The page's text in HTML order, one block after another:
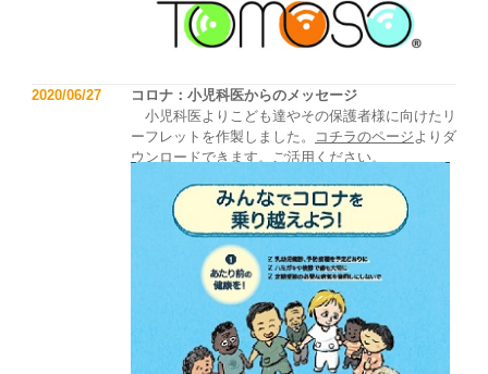
2020/06/27
コロナ：小児科医からのメッセージ
小児科医よりこども達やその保護者様に向けたリ
ーフレットを作製しました。
コチラのページよりダ
ウンロードできます。ご活用ください。